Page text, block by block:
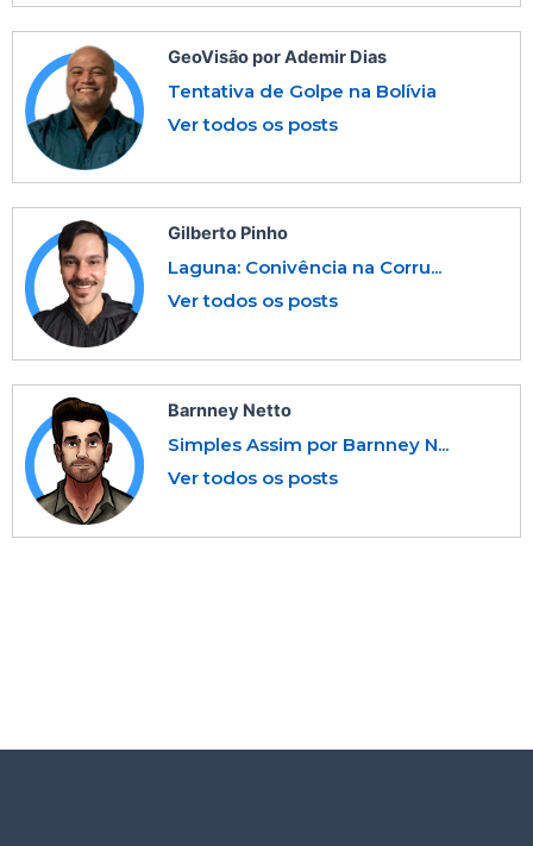
GeoVisão por Ademir Dias
Tentativa de Golpe na Bolívia
Ver todos os posts
Gilberto Pinho
Laguna: Conivência na Corru...
Ver todos os posts
Barnney Netto
Simples Assim por Barnney N...
Ver todos os posts